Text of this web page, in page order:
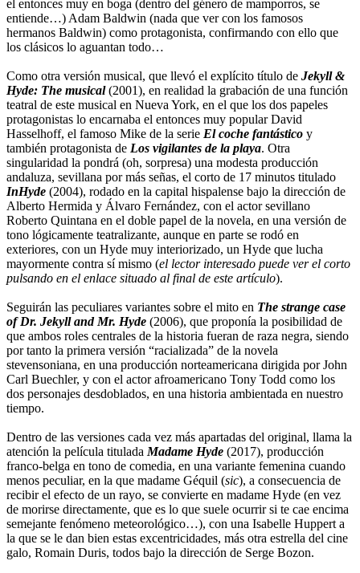
el entonces muy en boga (dentro del género de mamporros, se
entiende…) Adam Baldwin (nada que ver con los famosos
hermanos Baldwin) como protagonista, confirmando con ello que
los clásicos lo aguantan todo…
Como otra versión musical, que llevó el explícito título de Jekyll &
Hyde: The musical(2001), en realidad la grabación de una función
teatral de este musical en Nueva York, en el que los dos papeles
protagonistas lo encarnaba el entonces muy popular David
Hasselhoff, el famoso Mike de la serie El coche fantástico y
también protagonista de Los vigilantes de la playa. Otra
singularidad la pondrá (oh, sorpresa) una modesta producción
andaluza, sevillana por más señas, el corto de 17 minutos titulado
InHyde (2004), rodado en la capital hispalense bajo la dirección de
Alberto Hermida y Álvaro Fernández, con el actor sevillano
Roberto Quintana en el doble papel de la novela, en una versión de
tono lógicamente teatralizante, aunque en parte se rodó en
exteriores, con un Hyde muy interiorizado, un Hyde que lucha
mayormente contra sí mismo (el lector interesado puede ver el corto
pulsando en el enlace situado al final de este artículo).
Seguirán las peculiares variantes sobre el mito en The strange case
of Dr. Jekyll and Mr. Hyde (2006), que proponía la posibilidad de
que ambos roles centrales de la historia fueran de raza negra, siendo
por tanto la primera versión “racializada” de la novela
stevensoniana, en una producción norteamericana dirigida por John
Carl Buechler, y con el actor afroamericano Tony Todd como los
dos personajes desdoblados, en una historia ambientada en nuestro
tiempo.
Dentro de las versiones cada vez más apartadas del original, llama la
atención la película titulada Madame Hyde (2017), producción
franco-belga en tono de comedia, en una variante femenina cuando
menos peculiar, en la que madame Géquil (sic), a consecuencia de
recibir el efecto de un rayo, se convierte en madame Hyde (en vez
de morirse directamente, que es lo que suele ocurrir si te cae encima
semejante fenómeno meteorológico…), con una Isabelle Huppert a
la que se le dan bien estas excentricidades, más otra estrella del cine
galo, Romain Duris, todos bajo la dirección de Serge Bozon.